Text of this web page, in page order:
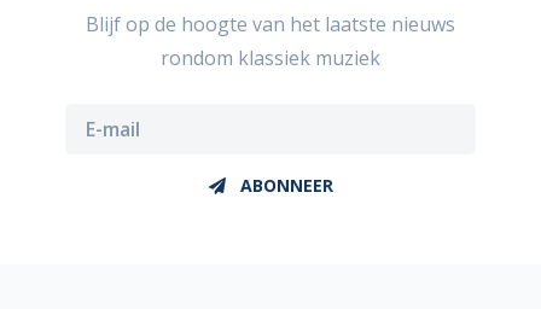
Blijf op de hoogte van het laatste nieuws
rondom klassiek muziek
ABONNEER